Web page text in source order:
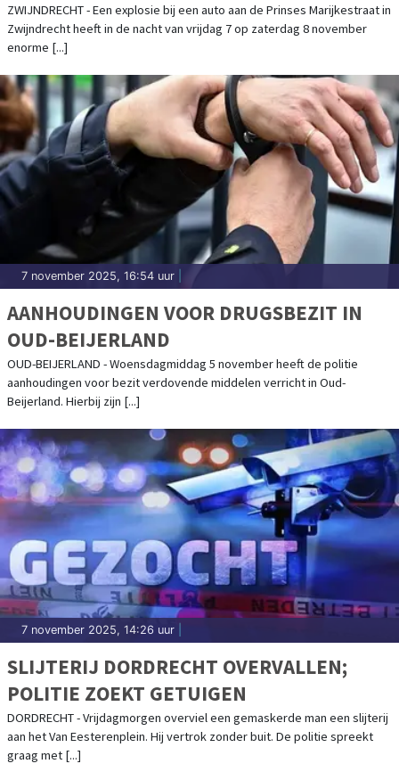
ZWIJNDRECHT - Een explosie bij een auto aan de Prinses Marijkestraat in
Zwijndrecht heeft in de nacht van vrijdag 7 op zaterdag 8 november
enorme [...]
7 november 2025, 16:54 uur
AANHOUDINGEN VOOR DRUGSBEZIT IN
OUD-BEIJERLAND
OUD-BEIJERLAND - Woensdagmiddag 5 november heeft de politie
aanhoudingen voor bezit verdovende middelen verricht in Oud-
Beijerland. Hierbij zijn [...]
7 november 2025, 14:26 uur
SLIJTERIJ DORDRECHT OVERVALLEN;
POLITIE ZOEKT GETUIGEN
DORDRECHT - Vrijdagmorgen overviel een gemaskerde man een slijterij
aan het Van Eesterenplein. Hij vertrok zonder buit. De politie spreekt
graag met [...]